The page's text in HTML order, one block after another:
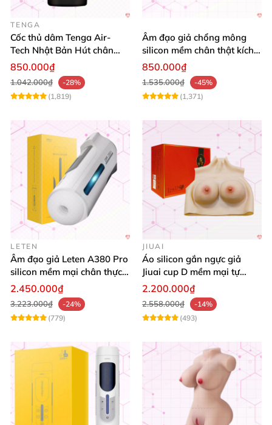
TENGA
Cốc thủ dâm Tenga Air-
Tech Nhật Bản Hút chân
không Siêu mềm Mua ngay
850.000₫
1.042.000₫
-28%
(1,819)
Âm đạo giả chổng mông
silicon mềm chân thật kích
thích cực phê
850.000₫
1.535.000₫
-45%
(1,371)
LETEN
Âm đạo giả Leten A380 Pro
silicon mềm mại chân thực
tăng hưng phấn
2.450.000₫
3.223.000₫
-24%
(779)
JIUAI
Áo silicon gắn ngực giả
Jiuai cup D mềm mại tự
nhiên đẹp
2.200.000₫
2.558.000₫
-14%
(493)